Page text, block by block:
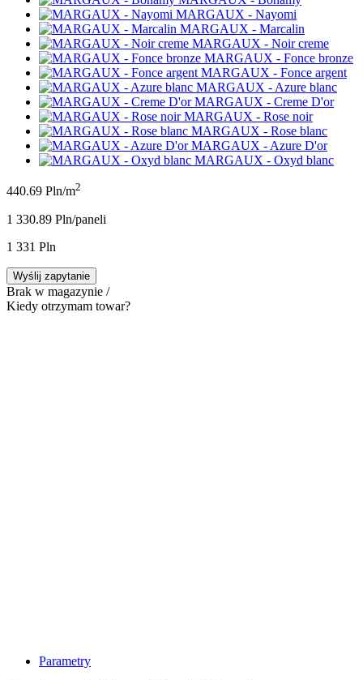
MARGAUX - Nayomi
MARGAUX - Marcalin
MARGAUX - Noir creme
MARGAUX - Fonce bronze
MARGAUX - Fonce argent
MARGAUX - Azure blanc
MARGAUX - Creme D'or
MARGAUX - Rose noir
MARGAUX - Rose blanc
MARGAUX - Azure D'or
MARGAUX - Oxyd blanc
440.69 Pln/m2
1 330.89 Pln/paneli
1 331 Pln
Wyślij zapytanie
Brak w magazynie /
Kiedy otrzymam towar?
Parametry